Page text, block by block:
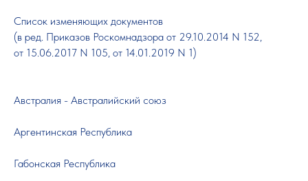
Список изменяющих документов
(в ред. Приказов Роскомнадзора от 29.10.2014 N 152,
от 15.06.2017 N 105, от 14.01.2019 N 1)
Австралия - Австралийский союз
Аргентинская Республика
Габонская Республика